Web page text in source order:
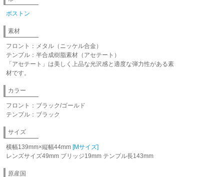
ボストン
素材
フロント：メタル（ニッケル合金）
テンプル：半合成樹脂素材（アセテート）
「アセテート」は美しく上品な光沢感と適度な弾力性がある素
材です。
カラー
フロント：ブラック/ゴールド
テンプル：ブラック
サイズ
横幅139mm×縦幅44mm [Mサイズ]
レンズサイズ49mm ブリッジ19mm テンプル長143mm
原産国